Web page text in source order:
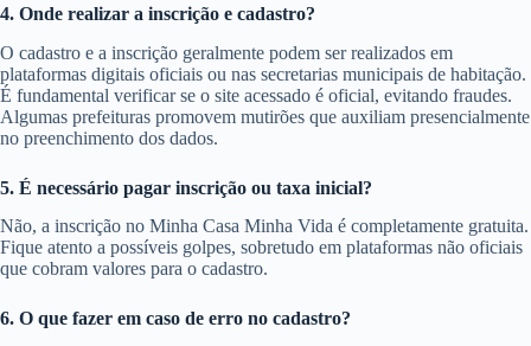
4. Onde realizar a inscrição e cadastro?
O cadastro e a inscrição geralmente podem ser realizados em
plataformas digitais oficiais ou nas secretarias municipais de habitação.
É fundamental verificar se o site acessado é oficial, evitando fraudes.
Algumas prefeituras promovem mutirões que auxiliam presencialmente
no preenchimento dos dados.
5. É necessário pagar inscrição ou taxa inicial?
Não, a inscrição no Minha Casa Minha Vida é completamente gratuita.
Fique atento a possíveis golpes, sobretudo em plataformas não oficiais
que cobram valores para o cadastro.
6. O que fazer em caso de erro no cadastro?